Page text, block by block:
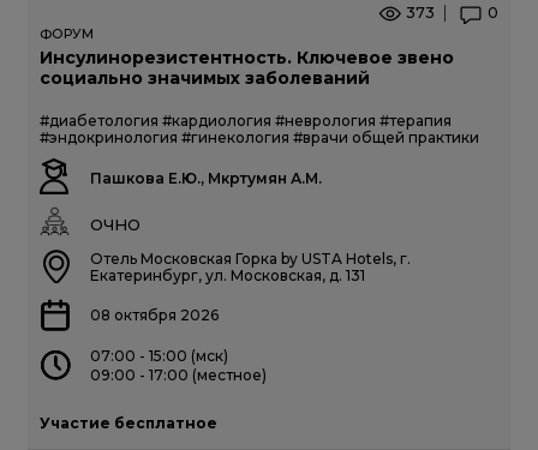
373 0
ФОРУМ
Инсулинорезистентность. Ключевое звено
социально значимых заболеваний
#диабетология #кардиология #неврология #терапия
#эндокринология #гинекология #врачи общей практики
Пашкова Е.Ю., Мкртумян А.М.
ОЧНО
Отель Московская Горка by USTA Hotels, г.
Екатеринбург, ул. Московская, д. 131
08 октября 2026
07:00 - 15:00 (мск)
09:00 - 17:00 (местное)
Участие бесплатное